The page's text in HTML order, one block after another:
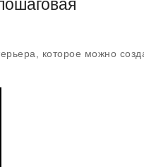
которое можно